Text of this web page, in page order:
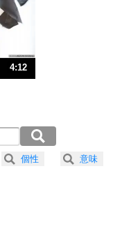
は、行動しないから。
。
しさで表現する。
4:12
個性 意味